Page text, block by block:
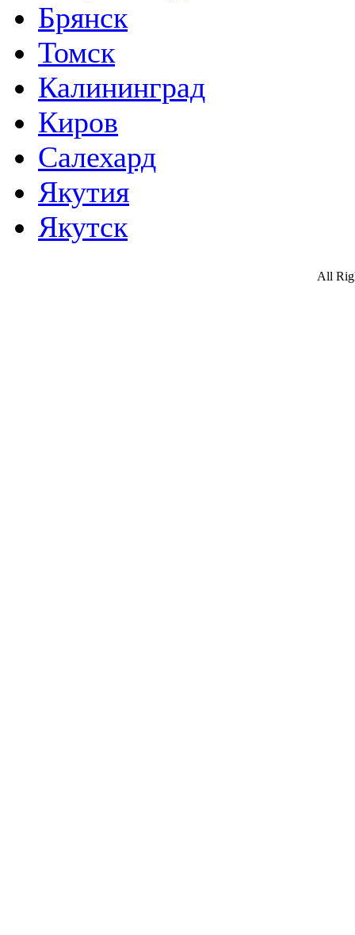
Брянск
Томск
Калининград
Киров
Салехард
Якутия
Якутск
All